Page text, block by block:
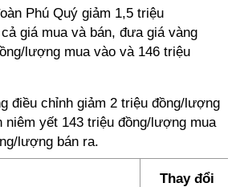
Phú Quý giảm 1,5 triệu
giá mua và bán, đưa giá vàng
lượng mua vào và 146 triệu
điều chỉnh giảm 2 triệu đồng/lượng
niêm yết 143 triệu đồng/lượng mua
lượng bán ra.
Thay đổi